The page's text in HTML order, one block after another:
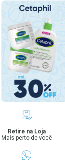
Retire na Loja
Mais perto de você